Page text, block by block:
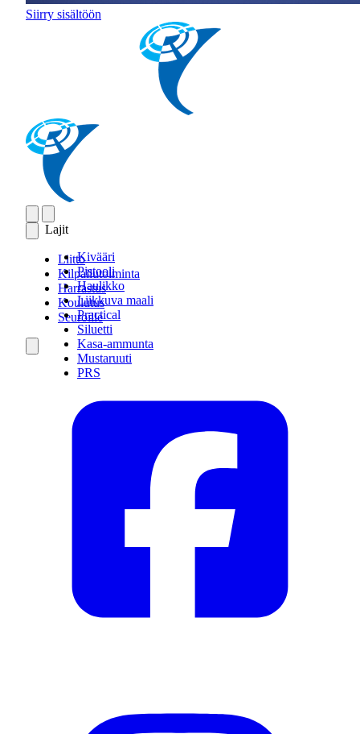
Siirry sisältöön
Lajit
Kivääri
Pistooli
Haulikko
Liikkuva maali
Practical
Siluetti
Kasa-ammunta
Mustaruuti
PRS
Liitto
Kilpailutoiminta
Harrastus
Koulutus
Seuroille